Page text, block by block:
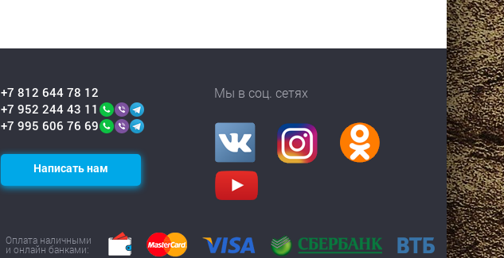
+7 812 644 78 12
+7 952 244 43 11
+7 995 606 76 69
Написать нам
Мы в соц. сетях
Оплата наличными
и онлайн банками: